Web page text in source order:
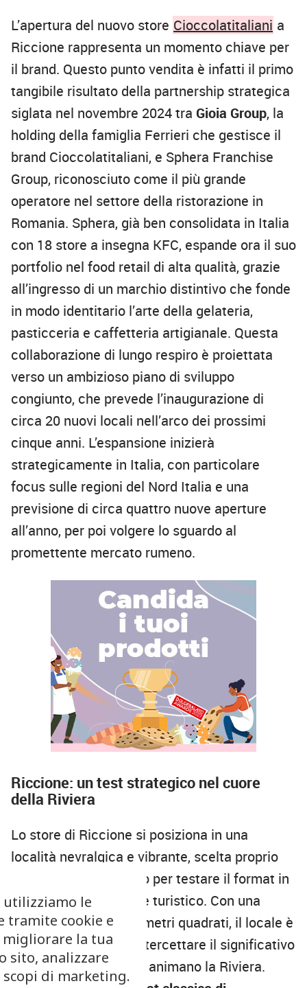
L’apertura del nuovo store Cioccolatitaliani a
Riccione rappresenta un momento chiave per
il brand. Questo punto vendita è infatti il primo
tangibile risultato della partnership strategica
siglata nel novembre 2024 tra Gioia Group, la
holding della famiglia Ferrieri che gestisce il
brand Cioccolatitaliani, e Sphera Franchise
Group, riconosciuto come il più grande
operatore nel settore della ristorazione in
Romania. Sphera, già ben consolidata in Italia
con 18 store a insegna KFC, espande ora il suo
portfolio nel food retail di alta qualità, grazie
all’ingresso di un marchio distintivo che fonde
in modo identitario l’arte della gelateria,
pasticceria e caffetteria artigianale. Questa
collaborazione di lungo respiro è proiettata
verso un ambizioso piano di sviluppo
congiunto, che prevede l’inaugurazione di
circa 20 nuovi locali nell’arco dei prossimi
cinque anni. L’espansione inizierà
strategicamente in Italia, con particolare
focus sulle regioni del Nord Italia e una
previsione di circa quattro nuove aperture
all’anno, per poi volgere lo sguardo al
promettente mercato rumeno.
Riccione: un test strategico nel cuore
della Riviera
Lo store di Riccione si posiziona in una
località nevralgica e vibrante, scelta proprio
come punto strategico per testare il format in
un contesto altamente turistico. Con una
superficie di circa 90 metri quadrati, il locale è
stato concepito per intercettare il significativo
flusso di visitatori che animano la Riviera.
le
tramite cookie e
la tua
sito, analizzare
di marketing.